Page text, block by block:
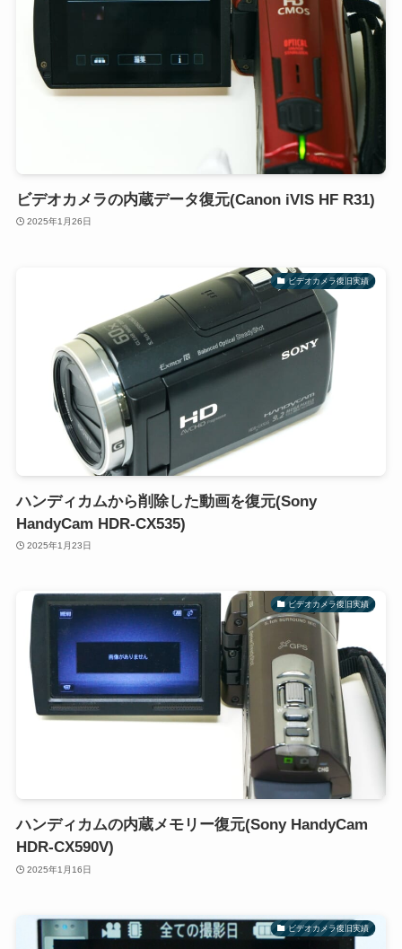
ビデオカメラの内蔵データ復元(Canon iVIS HF R31)
2025年1月26日
ビデオカメラ復旧実績
ハンディカムから削除した動画を復元(Sony
HandyCam HDR-CX535)
2025年1月23日
ビデオカメラ復旧実績
ハンディカムの内蔵メモリー復元(Sony HandyCam
HDR-CX590V)
2025年1月16日
ビデオカメラ復旧実績